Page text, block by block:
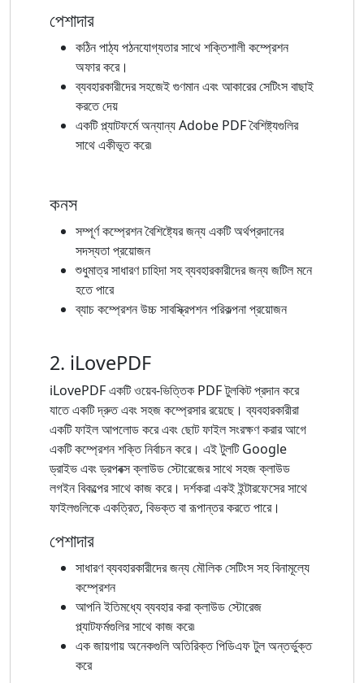
পেশাদার
কঠিন পাঠ্য পঠনযোগ্যতার সাথে শক্তিশালী কম্প্রেশন
অফার করে।
ব্যবহারকারীদের সহজেই গুণমান এবং আকারের সেটিংস বাছাই
করতে দেয়
একটি প্ল্যাটফর্মে অন্যান্য Adobe PDF বৈশিষ্ট্যগুলির
সাথে একীভূত করে৷
কনস
সম্পূর্ণ কম্প্রেশন বৈশিষ্ট্যের জন্য একটি অর্থপ্রদানের
সদস্যতা প্রয়োজন
শুধুমাত্র সাধারণ চাহিদা সহ ব্যবহারকারীদের জন্য জটিল মনে
হতে পারে
ব্যাচ কম্প্রেশন উচ্চ সাবস্ক্রিপশন পরিকল্পনা প্রয়োজন
2. iLovePDF
iLovePDF একটি ওয়েব-ভিত্তিক PDF টুলকিট প্রদান করে
যাতে একটি দ্রুত এবং সহজ কম্প্রেসার রয়েছে। ব্যবহারকারীরা
একটি ফাইল আপলোড করে এবং ছোট ফাইল সংরক্ষণ করার আগে
একটি কম্প্রেশন শক্তি নির্বাচন করে। এই টুলটি Google
ড্রাইভ এবং ড্রপবক্স ক্লাউড স্টোরেজের সাথে সহজ ক্লাউড
লগইন বিকল্পের সাথে কাজ করে। দর্শকরা একই ইন্টারফেসের সাথে
ফাইলগুলিকে একত্রিত, বিভক্ত বা রূপান্তর করতে পারে।
পেশাদার
সাধারণ ব্যবহারকারীদের জন্য মৌলিক সেটিংস সহ বিনামূল্যে
কম্প্রেশন
আপনি ইতিমধ্যে ব্যবহার করা ক্লাউড স্টোরেজ
প্ল্যাটফর্মগুলির সাথে কাজ করে৷
এক জায়গায় অনেকগুলি অতিরিক্ত পিডিএফ টুল অন্তর্ভুক্ত
করে